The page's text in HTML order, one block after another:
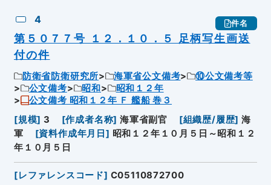
4 件名
第５０７７号 １２．１０．５ 足柄写生画送
付の件
防衛省防衛研究所 海軍省公文備考
⑩公文備考等
公文備考
昭和
昭和１２年
公文備考 昭和１２年 Ｆ 艦船 巻３
[規模] 3 [作成者名称] 海軍省副官 [組織歴/履歴] 海
軍
[資料作成年月日 ] 昭和１２年１０月５日～昭和１２
年１０月５日
[レファレンスコード] C05110872700